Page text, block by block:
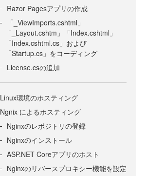
Razor Pagesアプリの作成
「_ViewImports.cshtml」
「_Layout.cshtm」「Index.cshtml」
「Index.cshtml.cs」および
「Startup.cs」をコーディング
License.csの追加
Linux環境のホスティング
Ngnix によるホスティング
Nginxのレポジトリの登録
Nginxのインストール
ASP.NET Coreアプリのホスト
Nginxのリバースプロキシー機能を設定